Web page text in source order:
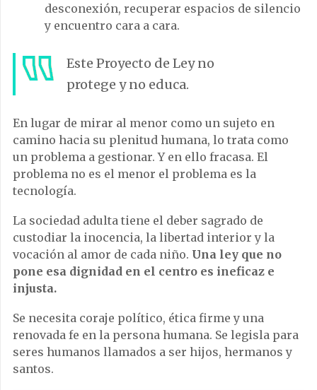
desconexión, recuperar espacios de silencio
y encuentro cara a cara.
Este Proyecto de Ley no
protege y no educa.
En lugar de mirar al menor como un sujeto en
camino hacia su plenitud humana, lo trata como
un problema a gestionar. Y en ello fracasa. El
problema no es el menor el problema es la
tecnología.
La sociedad adulta tiene el deber sagrado de
custodiar la inocencia, la libertad interior y la
vocación al amor de cada niño. Una ley que no
pone esa dignidad en el centro es ineficaz e
injusta.
Se necesita coraje político, ética firme y una
renovada fe en la persona humana. Se legisla para
seres humanos llamados a ser hijos, hermanos y
santos.